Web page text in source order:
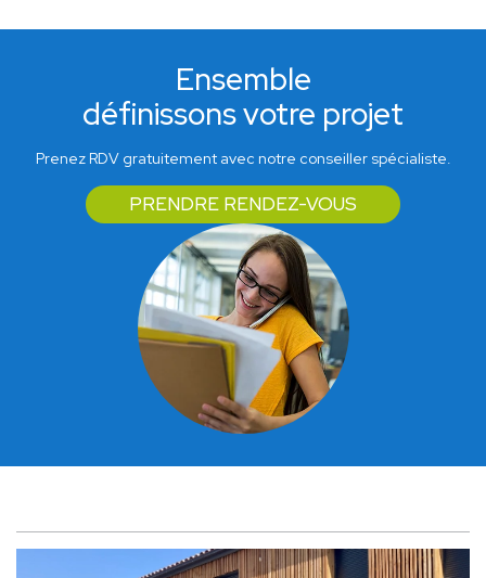
Ensemble
définissons votre projet
Prenez RDV gratuitement avec notre conseiller spécialiste.
PRENDRE RENDEZ-VOUS